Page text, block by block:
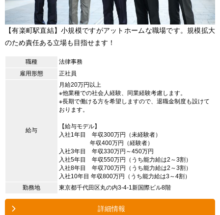
【有楽町駅直結】小規模ですがアットホームな職場です。規模拡大
のため責任ある立場も目指せます！
職種
法律事務
雇用形態
正社員
給与
月給20万円以上
※他業種での社会人経験、同業経験考慮します。
※長期で働ける方を希望しますので、退職金制度も設けて
おります。
【給与モデル】
入社1年目 年収300万円（未経験者）
年収400万円（経験者）
入社3年目 年収330万円～450万円
入社5年目 年収550万円（うち能力給は2～3割）
入社8年目 年収700万円（うち能力給は2～3割）
入社10年目 年収800万円（うち能力給は3～4割）
勤務地
東京都千代田区丸の内3-4-1新国際ビル8階
詳細情報